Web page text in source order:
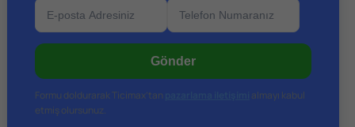
Gönder
Formu doldurarak Ticimax’tan
almayı kabul
etmiş olursunuz.